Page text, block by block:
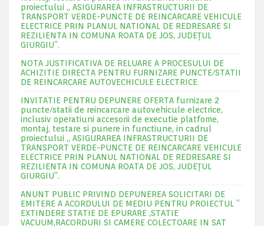
proiectului „ ASIGURAREA INFRASTRUCTURII DE
TRANSPORT VERDE-PUNCTE DE REINCARCARE VEHICULE
ELECTRICE PRIN PLANUL NATIONAL DE REDRESARE SI
REZILIENTA IN COMUNA ROATA DE JOS, JUDEŢUL
GIURGIU”.
NOTA JUSTIFICATIVA DE RELUARE A PROCESULUI DE
ACHIZITIE DIRECTA PENTRU FURNIZARE PUNCTE/STATII
DE REINCARCARE AUTOVECHICULE ELECTRICE
INVITATIE PENTRU DEPUNERE OFERTA furnizare 2
puncte/statii de reincarcare autovehicule electrice,
inclusiv operatiuni accesorii de executie platfome,
montaj, testare si punere in functiune, in cadrul
proiectului „ ASIGURAREA INFRASTRUCTURII DE
TRANSPORT VERDE-PUNCTE DE REINCARCARE VEHICULE
ELECTRICE PRIN PLANUL NATIONAL DE REDRESARE SI
REZILIENTA IN COMUNA ROATA DE JOS, JUDEŢUL
GIURGIU”.
ANUNT PUBLIC PRIVIND DEPUNEREA SOLICITARI DE
EMITERE A ACORDULUI DE MEDIU PENTRU PROIECTUL ”
EXTINDERE STATIE DE EPURARE ,STATIE
VACUUM,RACORDURI SI CAMERE COLECTOARE IN SAT